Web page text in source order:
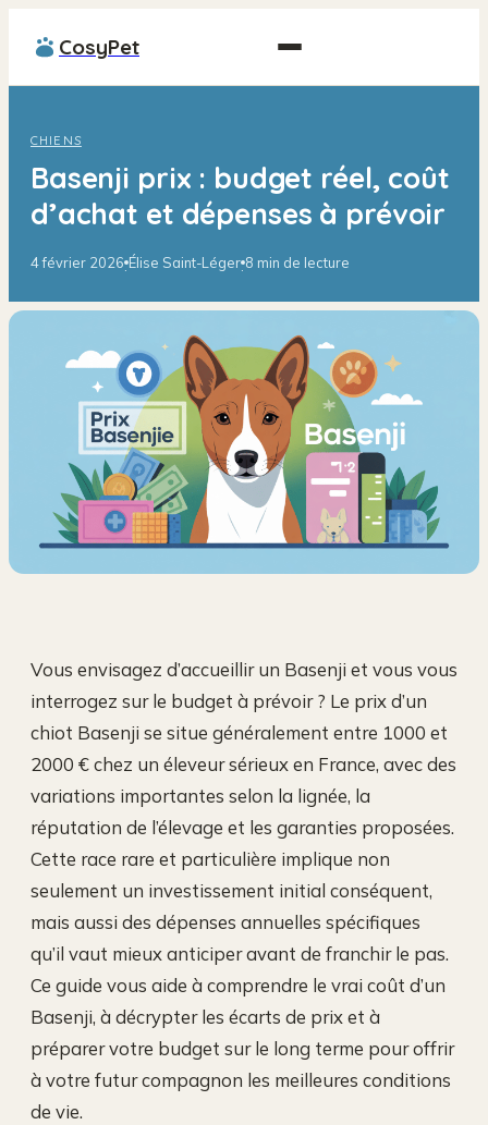
CosyPet
CHIENS
Basenji prix : budget réel, coût
d’achat et dépenses à prévoir
4 février 2026·Élise Saint-Léger·8 min de lecture
Vous envisagez d’accueillir un Basenji et vous vous
interrogez sur le budget à prévoir ? Le prix d’un
chiot Basenji se situe généralement entre 1000 et
2000 € chez un éleveur sérieux en France, avec des
variations importantes selon la lignée, la
réputation de l’élevage et les garanties proposées.
Cette race rare et particulière implique non
seulement un investissement initial conséquent,
mais aussi des dépenses annuelles spécifiques
qu’il vaut mieux anticiper avant de franchir le pas.
Ce guide vous aide à comprendre le vrai coût d’un
Basenji, à décrypter les écarts de prix et à
préparer votre budget sur le long terme pour offrir
à votre futur compagnon les meilleures conditions
de vie.